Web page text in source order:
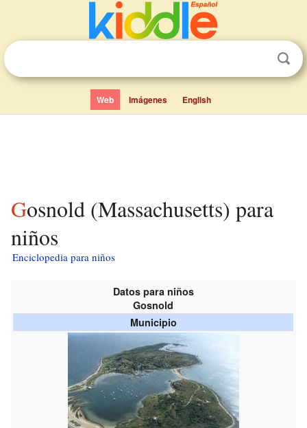
Web Imágenes English
Gosnold (Massachusetts) para
niños
Enciclopedia para niños
Datos para niños
Gosnold
Municipio